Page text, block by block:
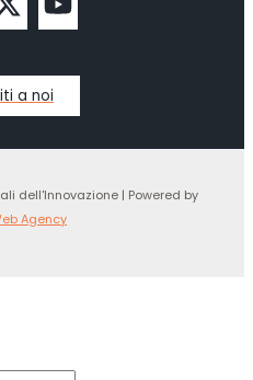
a noi
dell'Innovazione | Powered by
Agency